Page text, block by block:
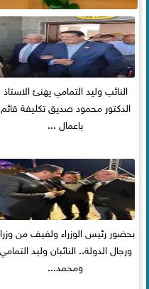
النائب وليد التمامي يهنئ الاستاذ
الدكتور محمود صديق تكليفة قائم
باعمال ...
بحضور رئيس الوزراء ولفيف من
ورجال الدولة.. النائبان وليد التمامي
ومحمد...